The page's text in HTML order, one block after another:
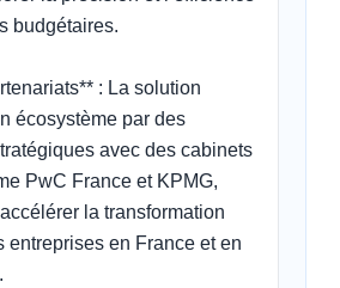
budgétaires.
: La solution
écosystème par des
avec des cabinets
PwC France et KPMG,
la transformation
entreprises en France et en